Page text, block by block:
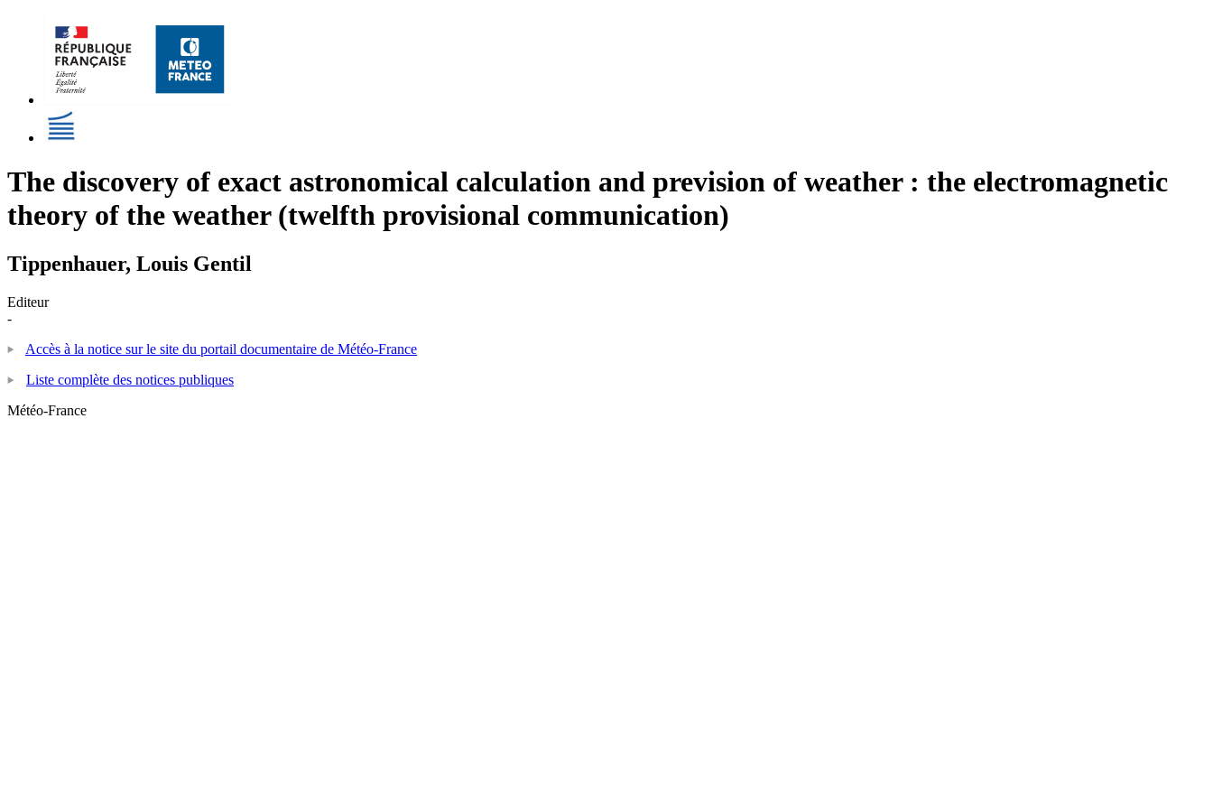
The discovery of exact astronomical calculation and prevision of weather : the electromagnetic
theory of the weather (twelfth provisional communication)
Tippenhauer, Louis Gentil
Editeur
-
Accès à la notice sur le site du portail documentaire de Météo-France
Liste complète des notices publiques
Météo-France